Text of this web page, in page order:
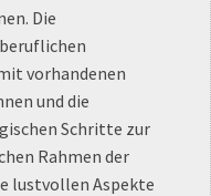
Die
vorhandenen
und die
Schritte zur
Rahmen der
lustvollen Aspekte